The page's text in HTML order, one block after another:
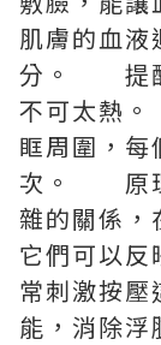
肌膚的血液
分。 提醒
不可太熱
眶周圍，每
次。 原理
雜的關係，
它們可以反
常刺激按壓
能，消除浮